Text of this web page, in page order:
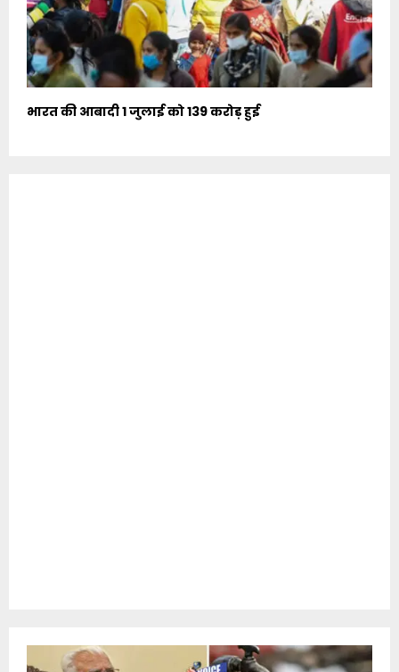
भारत की आबादी 1 जुलाई को 139 करोड़ हुई